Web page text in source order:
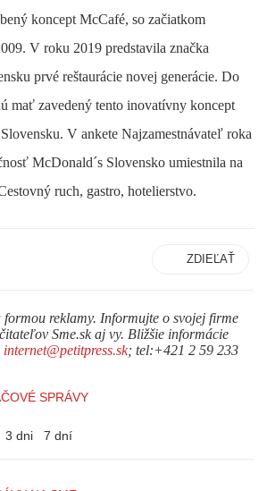
koncept McCafé, so začiatkom
V roku 2019 predstavila značka
prvé reštaurácie novej generácie. Do
mať zavedený tento inovatívny koncept
V ankete Najzamestnávateľ roka
McDonald´s Slovensko umiestnila na
ruch, gastro, hotelierstvo.
ZDIEĽAŤ
formou reklamy. Informujte o svojej firme
čitateľov Sme.sk aj vy. Bližšie informácie
internet@petitpress.sk; tel:+421 2 59 233
SPRÁVY
3 dni 7 dní